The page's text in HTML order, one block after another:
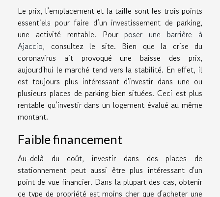
Le prix, l’emplacement et la taille sont les trois points
essentiels pour faire d’un investissement de parking,
une activité rentable. Pour poser une barrière à
Ajaccio, consultez le site. Bien que la crise du
coronavirus ait provoqué une baisse des prix,
aujourd'hui le marché tend vers la stabilité. En effet, il
est toujours plus intéressant d'investir dans une ou
plusieurs places de parking bien situées. Ceci est plus
rentable qu’investir dans un logement évalué au même
montant.
Faible financement
Au-delà du coût, investir dans des places de
stationnement peut aussi être plus intéressant d'un
point de vue financier. Dans la plupart des cas, obtenir
ce type de propriété est moins cher que d'acheter une